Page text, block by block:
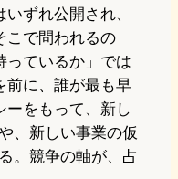
ずれ公開され、
こで問われるの
っているか」では
前に、誰が最も早
ーをもって、新し
、新しい事業の仮
。競争の軸が、占